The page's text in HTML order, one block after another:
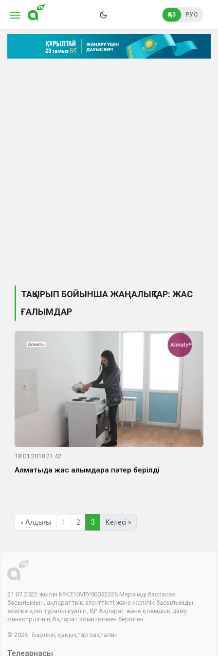
ҚАЗ РУС
ТАҚЫРЫП БОЙЫНША ЖАҢАЛЫҚТАР: ЖАС
ҒАЛЫМДАР
18.01.2018 21:42
Алматыда жас ғалымдарға пәтер берілді
« Алдыңғы 1 2 3 Келесі »
21.07.2022 жылғы №KZ10VPY00052326 Мерзімді баспасөз
басылымын, ақпараттық агенттікті және желілік басылымды
есепке қою туралы куәлігі, ҚР Ақпарат және қоғамдық даму
министрлігінің Ақпарат комитетімен берілген.
© 2026 . Барлық құқықтар сақталған
Телеарнасы